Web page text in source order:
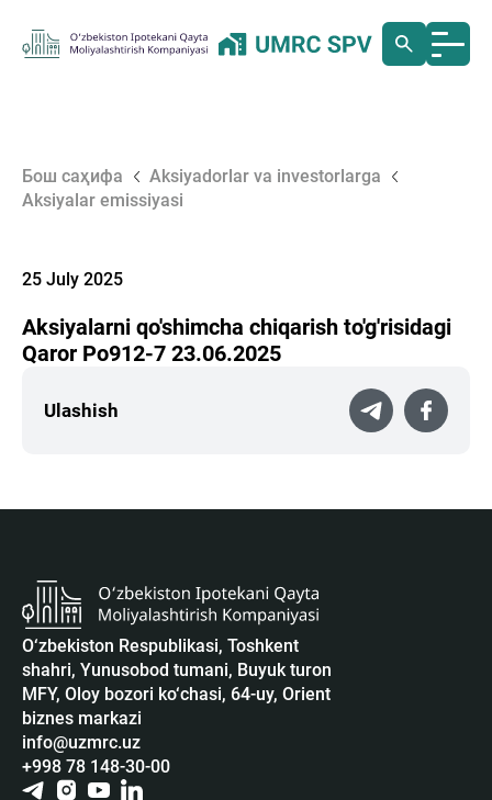
Бош саҳифа
Aksiyadorlar va investorlarga
Аksiyalar emissiyasi
25 July 2025
Aksiyalarni qo'shimcha chiqarish to'g'risidagi
Qaror Po912-7 23.06.2025
Ulashish
O‘zbekiston Respublikasi, Toshkent
shahri, Yunusobod tumani, Buyuk turon
MFY, Oloy bozori ko‘chasi, 64-uy, Orient
biznes markazi
info@uzmrc.uz
+998 78 148-30-00